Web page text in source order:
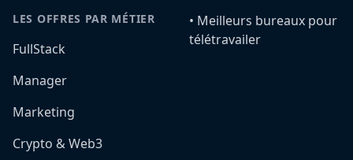
LES OFFRES PAR MÉTIER
FullStack
Manager
Marketing
Crypto & Web3
•️ Meilleurs bureaux pour
télétravailer